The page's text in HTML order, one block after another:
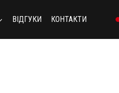
ВІДГУКИ КОНТАКТИ